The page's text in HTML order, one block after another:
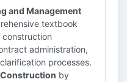
and Management
textbook
construction
administration,
processes.
by